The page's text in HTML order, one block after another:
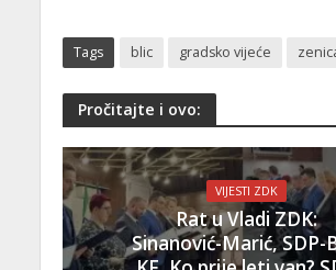
Tags blic gradsko vijeće
Pročitajte i ovo:
VIJESTI ZDK
Rat u Vladi ZDK:
Sinanović-Marić, SDP-